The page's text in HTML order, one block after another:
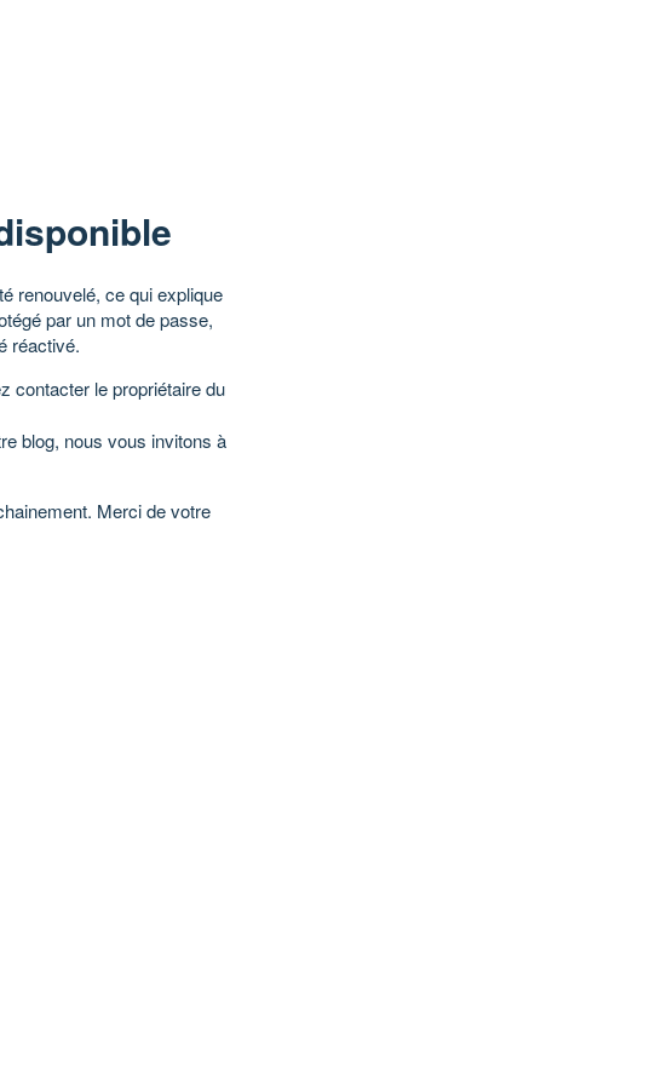
renouvelé, ce qui explique
par un mot de passe,
réactivé.
contacter le propriétaire du
blog, nous vous invitons à
Merci de votre